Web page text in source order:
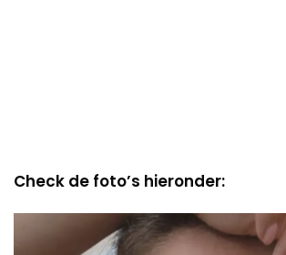
Check de foto’s hieronder: